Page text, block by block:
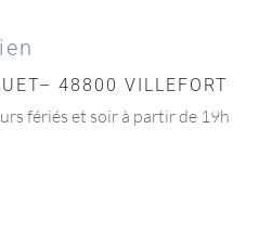
48800 VILLEFORT
fériés et soir à partir de 19h